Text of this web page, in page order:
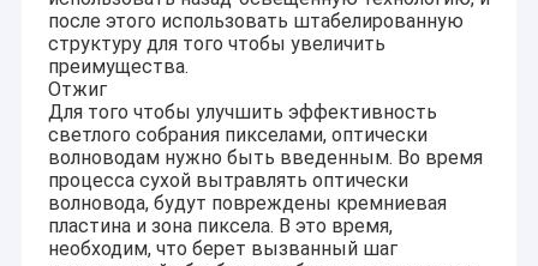
после этого использовать штабелированную
структуру для того чтобы увеличить
преимущества.
Отжиг
Для того чтобы улучшить эффективность
светлого собрания пикселами, оптически
волноводам нужно быть введенным. Во время
процесса сухой вытравлять оптически
волновода, будут повреждены кремниевая
пластина и зона пиксела. В это время,
необходим, что берет вызванный шаг